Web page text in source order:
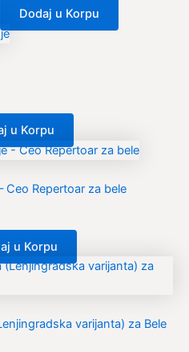
Dodaj u Korpu
u Korpu
Ceo Repertoar za bele
u Korpu
varijanta) za Bele